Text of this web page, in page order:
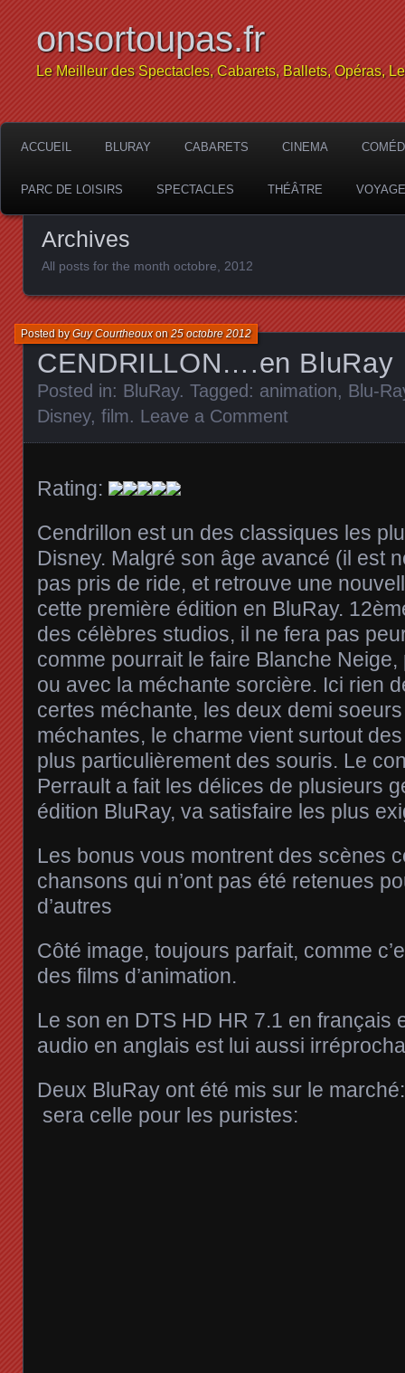
onsortoupas.fr
Le Meilleur des Spectacles, Cabarets, Ballets, Opéras,
ACCUEIL BLURAY CABARETS CINEMA
PARC DE LOISIRS SPECTACLES THÉÂTRE
Archives
All posts for the month octobre, 2012
CENDRILLON….en BluRay
Posted byGuy Courtheouxon25 octobre 2012
Posted in: BluRay. Tagged: animation, Blu-
Disney, film. Leave a Comment
Rating:
Cendrillon est un des classiques les
Disney. Malgré son âge avancé (il est
pas pris de ride, et retrouve une
cette première édition en BluRay.
des célèbres studios, il ne fera pas
comme pourrait le faire Blanche
ou avec la méchante sorcière. Ici rien
certes méchante, les deux demi
méchantes, le charme vient surtout
plus particulièrement des souris. Le
Perrault a fait les délices de plusieurs
édition BluRay, va satisfaire les plus
Les bonus vous montrent des scènes
chansons qui n’ont pas été retenues
d’autres
Côté image, toujours parfait, comme
des films d’animation.
Le son en DTS HD HR 7.1 en français
audio en anglais est lui aussi
Deux BluRay ont été mis sur le
sera celle pour les puristes: